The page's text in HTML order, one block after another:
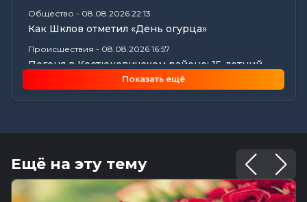
Общество - 08.08.2026 22:13
Как Шклов отметил «День огурца»
Происшествия - 08.08.2026 16:57
Погоня в Костюковичском районе: 15-летний
мотоциклист пытался...
Смертельное ДТП в Белыничском районе:
мотоциклист погиб на месте
08.08.2026 15:00
Показать ещё
Ещё на эту тему